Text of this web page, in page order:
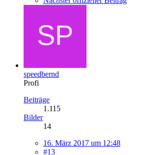
speedbernd
Profi
Beiträge
1.115
Bilder
14
16. März 2017 um 12:48
#13